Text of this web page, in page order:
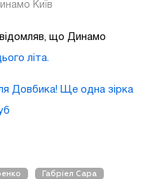
Київ
що Динамо
літа.
Довбика! Ще одна зірка
Габріел Сара